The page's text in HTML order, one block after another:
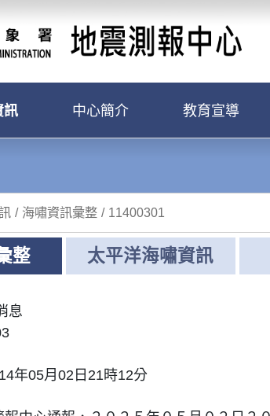
訊 中心簡介 教育宣導
/ 海嘯資訊彙整 / 11400301
整 太平洋海嘯資訊
息
年05月02日21時12分